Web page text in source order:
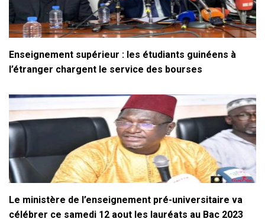
Enseignement supérieur : les étudiants guinéens à
l’étranger chargent le service des bourses
Le ministère de l’enseignement pré-universitaire va
célébrer ce samedi 12 aout les lauréats au Bac 2023